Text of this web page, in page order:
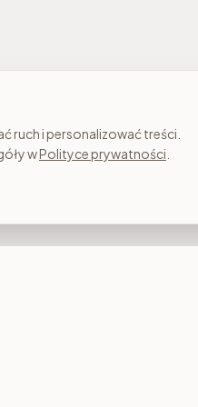
ruch i personalizować treści.
wPolityce prywatności